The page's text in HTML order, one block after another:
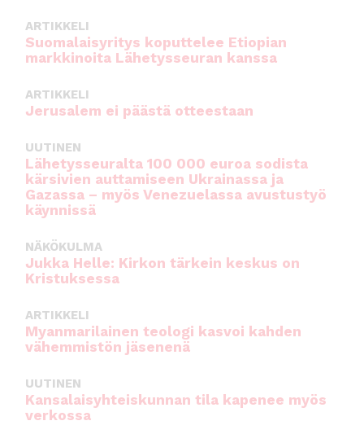
ARTIKKELI
Suomalaisyritys koputtelee Etiopian
markkinoita Lähetysseuran kanssa
ARTIKKELI
Jerusalem ei päästä otteestaan
UUTINEN
Lähetysseuralta 100 000 euroa sodista
kärsivien auttamiseen Ukrainassa ja
Gazassa – myös Venezuelassa avustustyö
käynnissä
NÄKÖKULMA
Jukka Helle: Kirkon tärkein keskus on
Kristuksessa
ARTIKKELI
Myanmarilainen teologi kasvoi kahden
vähemmistön jäsenenä
UUTINEN
Kansalaisyhteiskunnan tila kapenee myös
verkossa